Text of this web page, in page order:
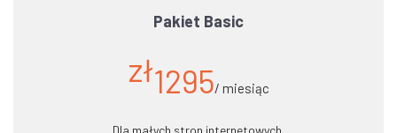
Pakiet Basic
zł1295/ miesiąc
Dla małych stron internetowych.